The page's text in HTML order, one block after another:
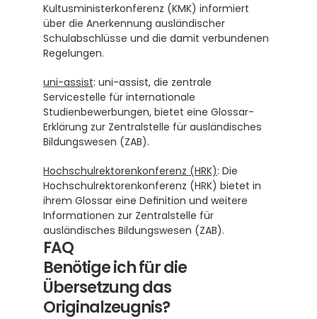
Kultusministerkonferenz (KMK) informiert
über die Anerkennung ausländischer
Schulabschlüsse und die damit verbundenen
Regelungen.
uni-assist: uni-assist, die zentrale
Servicestelle für internationale
Studienbewerbungen, bietet eine Glossar-
Erklärung zur Zentralstelle für ausländisches
Bildungswesen (ZAB).
Hochschulrektorenkonferenz (HRK): Die
Hochschulrektorenkonferenz (HRK) bietet in
ihrem Glossar eine Definition und weitere
Informationen zur Zentralstelle für
ausländisches Bildungswesen (ZAB).
FAQ
Benötige ich für die
Übersetzung das
Originalzeugnis?